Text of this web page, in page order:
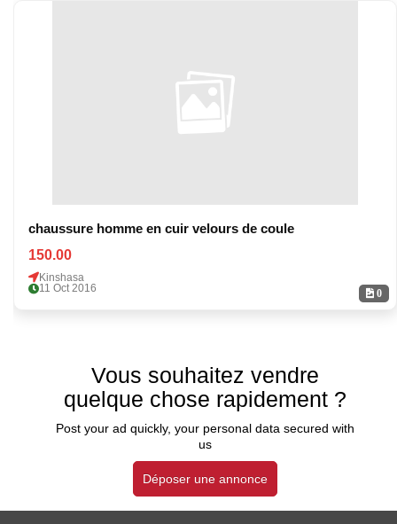
0
chaussure homme en cuir velours de coule
150.00
Kinshasa
11 Oct 2016
Vous souhaitez vendre
quelque chose rapidement ?
Post your ad quickly, your personal data secured with
us
Déposer une annonce